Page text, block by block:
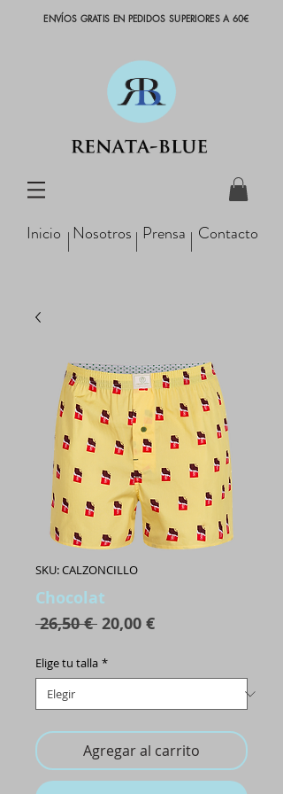
ENVÍOS GRATIS EN PEDIDOS SUPERIORES A 60€
Inicio Nosotros Prensa Contacto
SKU: CALZONCILLO
Chocolat
26,50 € Precio
20,00 €Precio
Elige tu talla *
Agregar al carrito